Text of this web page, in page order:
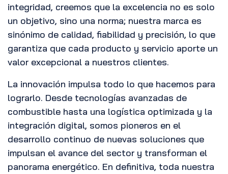
integridad, creemos que la excelencia no es solo
un objetivo, sino una norma; nuestra marca es
sinónimo de calidad, fiabilidad y precisión, lo que
garantiza que cada producto y servicio aporte un
valor excepcional a nuestros clientes.
La innovación impulsa todo lo que hacemos para
lograrlo. Desde tecnologías avanzadas de
combustible hasta una logística optimizada y la
integración digital, somos pioneros en el
desarrollo continuo de nuevas soluciones que
impulsan el avance del sector y transforman el
panorama energético. En definitiva, toda nuestra